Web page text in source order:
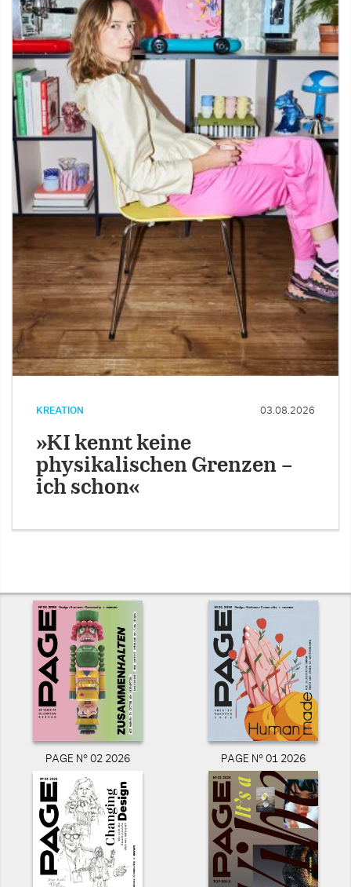
KREATION 03.08.2026
»KI kennt keine
physikalischen Grenzen –
ich schon«
PAGE N° 02 2026 PAGE N° 01 2026